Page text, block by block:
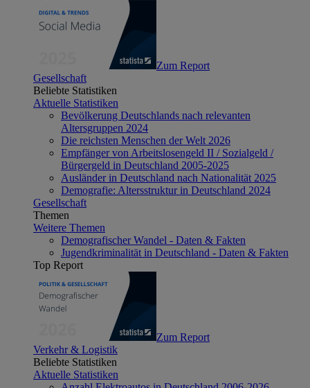
Zum Report
Gesellschaft
Beliebte Statistiken
Aktuelle Statistiken
Bevölkerung Deutschlands nach relevanten
Altersgruppen 2024
Die reichsten Menschen der Welt 2026
Empfänger von Arbeitslosengeld II / Sozialgeld /
Bürgergeld in Deutschland 2005-2025
Ausländer in Deutschland nach Nationalität 2025
Demografie: Altersstruktur in Deutschland 2024
Gesellschaft
Themen
Weitere Themen
Demografischer Wandel - Daten & Fakten
Jugendkriminalität in Deutschland - Daten & Fakten
Top Report
Zum Report
Verkehr & Logistik
Beliebte Statistiken
Aktuelle Statistiken